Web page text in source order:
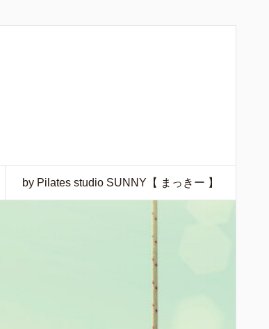
by Pilates studio SUNNY【 まっきー 】